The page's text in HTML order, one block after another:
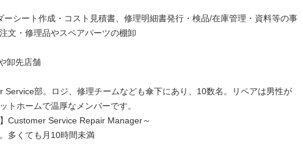
ーシート作成・コスト見積書、修理明細書発行・検品/在庫管理・資料等の事
文・修理品やスペアパーツの棚卸
卸先店舗
Service部。ロジ、修理チームなども傘下にあり、10数名。リペアは男性が
トホームで温厚なメンバーです。
】Customer Service Repair Manager～
多くても月10時間未満